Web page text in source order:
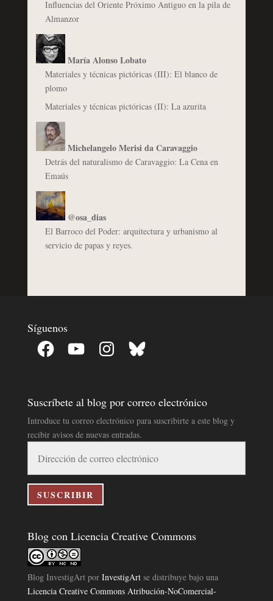
Influencias del Oriente Próximo Antiguo en la pila de
Almanzor
María Alonso Lobato
Materiales y técnicas pictóricas (III): El blanco de
plomo
Materiales y técnicas pictóricas (II): La azurita
Michelangelo Merisi da Caravaggio
Detrás del naturalismo de Caravaggio: La Cena en
Emaús
@osa_dias
El Barroco del Poder: arquitectura y urbanismo al
servicio de papas y reyes.
Síguenos
Facebook YouTube InstagramBluesky
Suscríbete al blog por correo electrónico
Introduce tu correo electrónico para suscribirte a este blog y
recibir avisos de nuevas entradas.
correo
electrónico
SUSCRIBIR
Blog con Licencia Creative Commons
Blog InvestigArtpor InvestigArtse distribuye bajo una
Licencia Creative Commons Atribución-NoComercial-